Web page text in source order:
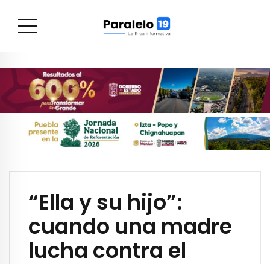
“Ella y su hijo”:
cuando una madre
lucha contra el